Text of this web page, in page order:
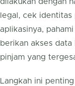
dilakukan dengan
legal, cek identitas
aplikasinya,
berikan akses
pinjam yang
Langkah ini